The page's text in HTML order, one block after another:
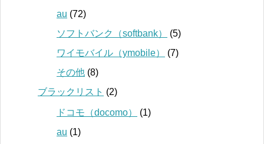
au (72)
ソフトバンク（softbank）
(5)
ワイモバイル（ymobile）
(7)
その他 (8)
ブラックリスト (2)
ドコモ（docomo）
(1)
au (1)